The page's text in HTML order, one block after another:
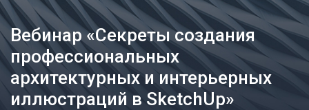
Вебинар «Секреты создания
профессиональных
архитектурных и интерьерных
иллюстраций в SketchUp»